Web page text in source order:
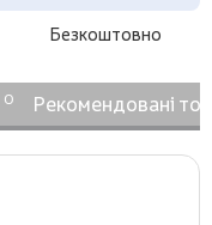
Безкоштовно
0 Рекомендовані